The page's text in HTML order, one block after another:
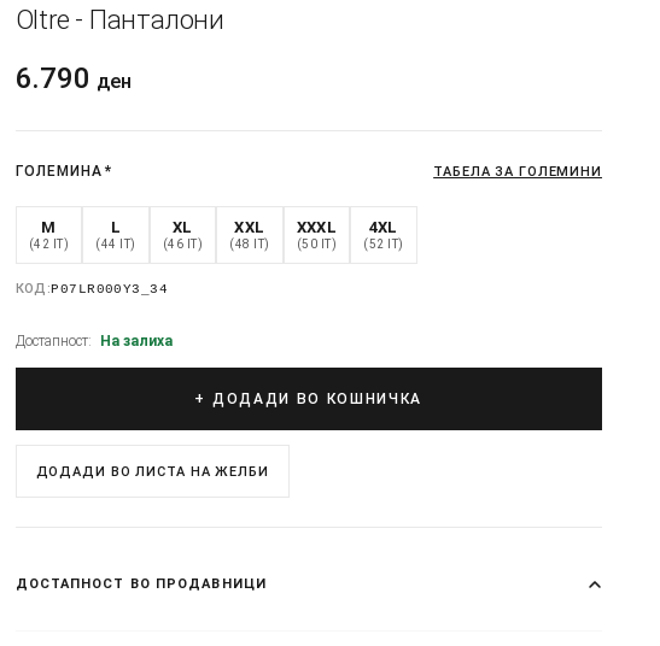
Oltre - Панталони
6.790 ден
ГОЛЕМИНА * ТАБЕЛА ЗА ГОЛЕМИНИ
M
(42 IT)
L
(44 IT)
XL
(46 IT)
XXL
(48 IT)
XXXL
(50 IT)
4XL
(52 IT)
КОД:P07LR000Y3_34
Достапност: На залиха
+ ДОДАДИ ВО КОШНИЧКА
ДОДАДИ ВО ЛИСТА НА ЖЕЛБИ
ДОСТАПНОСТ ВО ПРОДАВНИЦИ